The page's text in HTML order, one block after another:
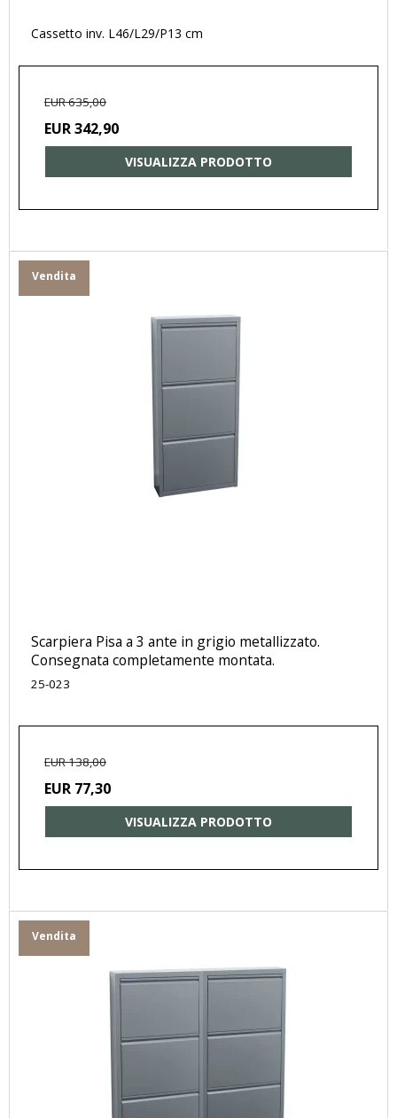
Cassetto inv. L46/L29/P13 cm
EUR 635,00
EUR 342,90
VISUALIZZA PRODOTTO
Vendita
Scarpiera Pisa a 3 ante in grigio metallizzato.
Consegnata completamente montata.
25-023
EUR 138,00
EUR 77,30
VISUALIZZA PRODOTTO
Vendita